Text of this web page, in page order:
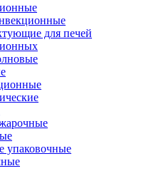
для печей
упаковочные